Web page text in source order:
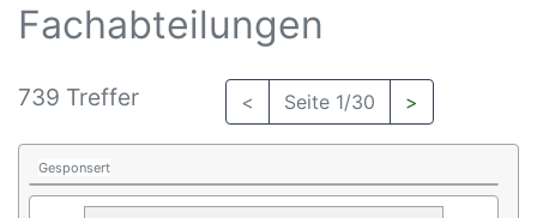
Fachabteilungen
739 Treffer < Seite 1/30 >
Gesponsert